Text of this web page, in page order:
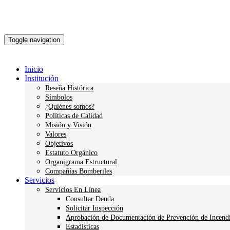
Toggle navigation
Inicio
Institución
Reseña Histórica
Símbolos
¿Quiénes somos?
Políticas de Calidad
Misión y Visión
Valores
Objetivos
Estatuto Orgánico
Organigrama Estructural
Compañías Bomberiles
Servicios
Servicios En Línea
Consultar Deuda
Solicitar Inspección
Aprobación de Documentación de Prevención de
Estadísticas